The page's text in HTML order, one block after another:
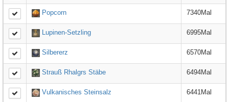
Popcorn 7340Mal
Lupinen-Setzling 6995Mal
Silbererz 6570Mal
Strauß Rhalgrs Stäbe 6494Mal
Vulkanisches Steinsalz 6441Mal